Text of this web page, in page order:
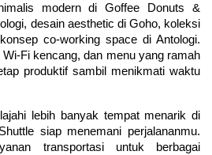
modern di Goffee Donuts &
desain aesthetic di Goho, koleksi
co-working space di Antologi.
Fi kencang, dan menu yang ramah
produktif sambil menikmati waktu
lebih banyak tempat menarik di
siap menemani perjalananmu.
transportasi untuk berbagai